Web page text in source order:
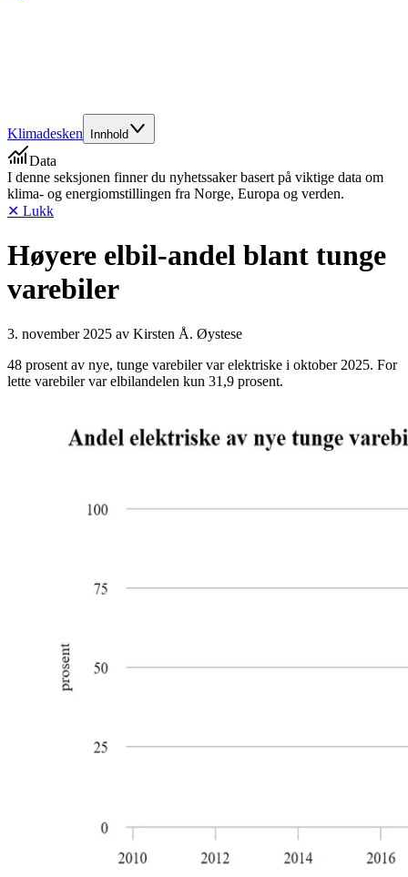
Klimadesken Innhold
Data
I denne seksjonen finner du nyhetssaker basert på viktige data om
klima- og energiomstillingen fra Norge, Europa og verden.
✕ Lukk
Høyere elbil-andel blant tunge
varebiler
3. november 2025 av Kirsten Å. Øystese
48 prosent av nye, tunge varebiler var elektriske i oktober 2025. For
lette varebiler var elbilandelen kun 31,9 prosent.